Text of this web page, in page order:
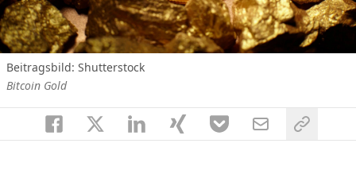
Beitragsbild: Shutterstock
Bitcoin Gold